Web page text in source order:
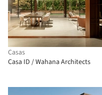
Casas
Casa ID / Wahana Architects